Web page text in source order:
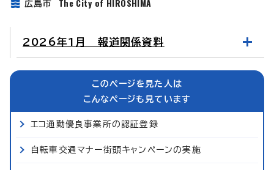
広島市
2026年1月 報道関係資料
このページを見た人は
こんなページも見ています
エコ通勤優良事業所の認証登録
自転車交通マナー街頭キャンペーンの実施